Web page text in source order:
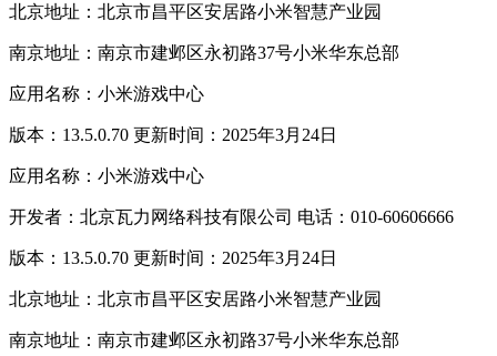
北京地址：北京市昌平区安居路小米智慧产业园
南京地址：南京市建邺区永初路37号小米华东总部
应用名称：小米游戏中心
版本：13.5.0.70 更新时间：2025年3月24日
应用名称：小米游戏中心
开发者：北京瓦力网络科技有限公司 电话：010-60606666
版本：13.5.0.70 更新时间：2025年3月24日
北京地址：北京市昌平区安居路小米智慧产业园
南京地址：南京市建邺区永初路37号小米华东总部